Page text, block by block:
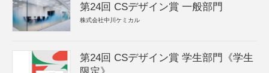
第24回 CSデザイン賞 一般部門
株式会社中川ケミカル
第24回 CSデザイン賞 学生部門《学生